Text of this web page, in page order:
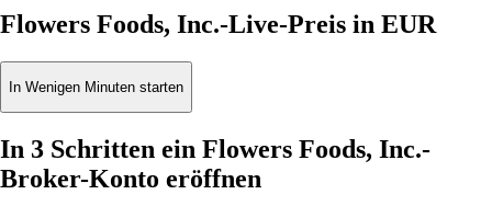
Flowers Foods, Inc.-Live-Preis in EUR
In Wenigen Minuten starten
In 3 Schritten ein Flowers Foods, Inc.-
Broker-Konto eröffnen